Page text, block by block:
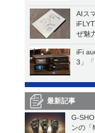
AIス
ぜ魅
iFi
3」
最新記事
G-
ンの「